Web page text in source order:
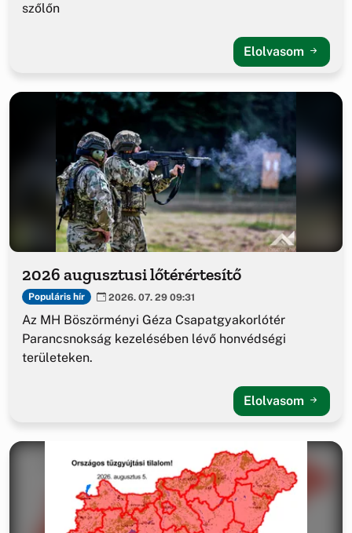
szőlőn
Elolvasom
2026 augusztusi lőtérértesítő
Populáris hír 2026. 07. 29 09:31
Az MH Böszörményi Géza Csapatgyakorlótér
Parancsnokság kezelésében lévő honvédségi
területeken.
Elolvasom